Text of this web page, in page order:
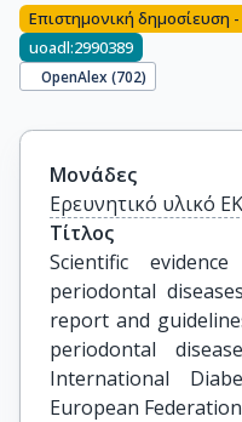
Επιστημονική δημοσίευση
uoadl:2990389
OpenAlex (702)
Μονάδες
Ερευνητικό υλικό
Τίτλος
Scientific
periodontal
report and
periodontal
International
European